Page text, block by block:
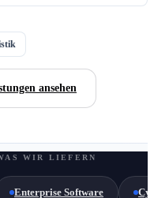
ansehen
WIR LIEFERN
Enterprise Software